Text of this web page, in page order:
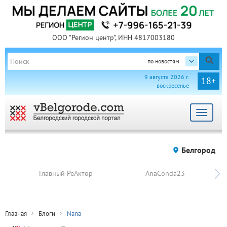
ООО "Регион центр", ИНН 4817003180
по новостям
18+
9 августа 2026 г.
воскресенье
Toggle
Белгород
Главный РеАктор AnaConda23
Главная Блоги Nana